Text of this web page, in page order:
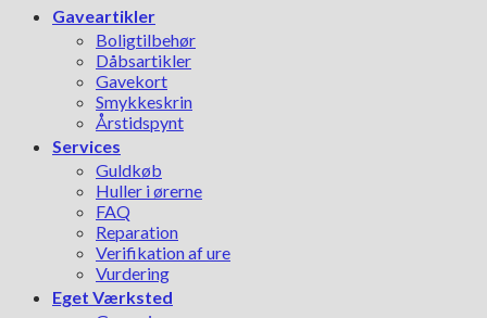
Gaveartikler
Boligtilbehør
Dåbsartikler
Gavekort
Smykkeskrin
Årstidspynt
Services
Guldkøb
Huller i ørerne
FAQ
Reparation
Verifikation af ure
Vurdering
Eget Værksted